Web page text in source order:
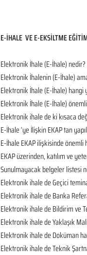
E-İHALE VE E-EKSİLTME
Elektronik İhale (E-İhale) nedir?
Elektronik İhalenin (E-İhale)
Elektronik İhale (E-İhale)
Elektronik İhale (E-İhale)
Elektronik ihale de ki kısaca
E-İhale ’ye İlişkin EKAP tan
E-İhale EKAP ilişkisinde önemli
EKAP üzerinden, katılım ve
Sunulmayacak belgeler listesi
Elektronik ihale de Geçici
Elektronik ihale de Banka
Elektronik ihale de Bildirim ve
Elektronik ihale de Yaklaşık
Elektronik ihale de Doküman
Elektronik ihale de Teknik